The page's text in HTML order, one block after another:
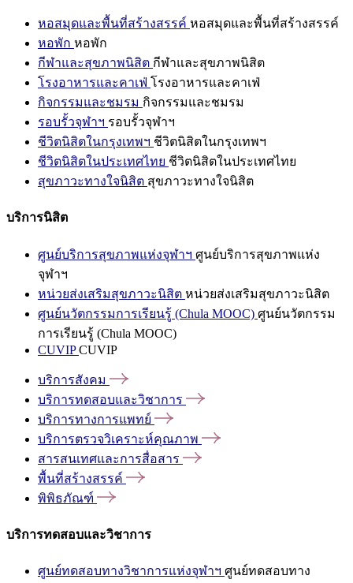
หอสมุดและพื้นที่สร้างสรรค์ หอสมุดและพื้นที่สร้างสรรค์
หอพัก หอพัก
กีฬาและสุขภาพนิสิต กีฬาและสุขภาพนิสิต
โรงอาหารและคาเฟ่ โรงอาหารและคาเฟ่
กิจกรรมและชมรม กิจกรรมและชมรม
รอบรั้วจุฬาฯ รอบรั้วจุฬาฯ
ชีวิตนิสิตในกรุงเทพฯ ชีวิตนิสิตในกรุงเทพฯ
ชีวิตนิสิตในประเทศไทย ชีวิตนิสิตในประเทศไทย
สุขภาวะทางใจนิสิต สุขภาวะทางใจนิสิต
บริการนิสิต
ศูนย์บริการสุขภาพแห่งจุฬาฯ ศูนย์บริการสุขภาพแห่ง
จุฬาฯ
หน่วยส่งเสริมสุขภาวะนิสิต หน่วยส่งเสริมสุขภาวะนิสิต
ศูนย์นวัตกรรมการเรียนรู้ (Chula MOOC) ศูนย์นวัตกรรม
การเรียนรู้ (Chula MOOC)
CUVIPCUVIP
บริการสังคม
บริการทดสอบและวิชาการ
บริการทางการแพทย์
บริการตรวจวิเคราะห์คุณภาพ
สารสนเทศและการสื่อสาร
พื้นที่สร้างสรรค์
พิพิธภัณฑ์
บริการทดสอบและวิชาการ
ศูนย์ทดสอบทางวิชาการแห่งจุฬาฯ ศูนย์ทดสอบทาง